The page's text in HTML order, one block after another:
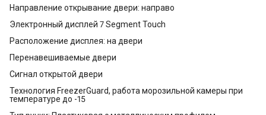
Направление открывание двери: направо
Электронный дисплей 7 Segment Touch
Расположение дисплея: на двери
Перенавешиваемые двери
Сигнал открытой двери
Технология FreezerGuard, работа морозильной камеры при
температуре до -15